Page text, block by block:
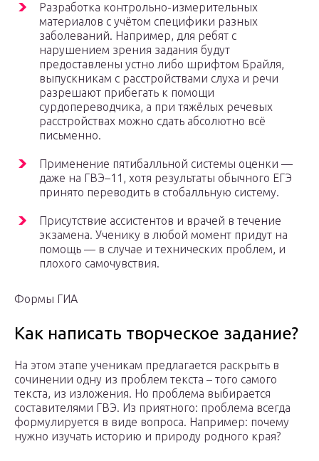
Разработка контрольно-измерительных
материалов с учётом специфики разных
заболеваний. Например, для ребят с
нарушением зрения задания будут
предоставлены устно либо шрифтом Брайля,
выпускникам с расстройствами слуха и речи
разрешают прибегать к помощи
сурдопереводчика, а при тяжёлых речевых
расстройствах можно сдать абсолютно всё
письменно.
Применение пятибалльной системы оценки —
даже на ГВЭ–11, хотя результаты обычного ЕГЭ
принято переводить в стобалльную систему.
Присутствие ассистентов и врачей в течение
экзамена. Ученику в любой момент придут на
помощь — в случае и технических проблем, и
плохого самочувствия.
Формы ГИА‍
Как написать творческое задание?
На этом этапе ученикам предлагается раскрыть в
сочинении одну из проблем текста – того самого
текста, из изложения. Но проблема выбирается
составителями ГВЭ. Из приятного: проблема всегда
формулируется в виде вопроса. Например: почему
нужно изучать историю и природу родного края?